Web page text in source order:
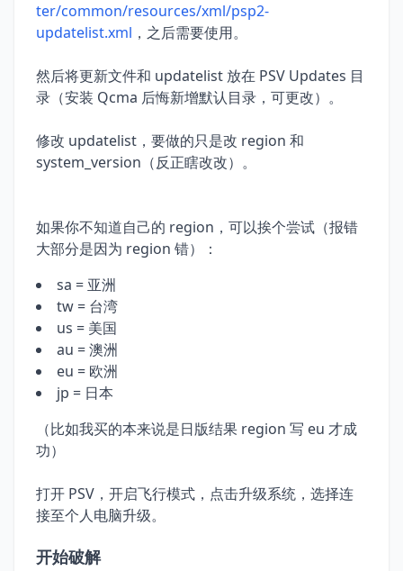
ter/common/resources/xml/psp2-
updatelist.xml ，之后需要使用。
然后将更新文件和 updatelist 放在 PSV Updates 目
录（安装 Qcma 后悔新增默认目录，可更改）。
修改 updatelist，要做的只是改 region 和
system_version（反正瞎改改）。
如果你不知道自己的 region，可以挨个尝试（报错
大部分是因为 region 错）：
sa = 亚洲
tw = 台湾
us = 美国
au = 澳洲
eu = 欧洲
jp = 日本
（比如我买的本来说是日版结果 region 写 eu 才成
功）
打开 PSV，开启飞行模式，点击升级系统，选择连
接至个人电脑升级。
开始破解